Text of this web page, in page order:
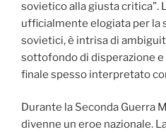
sovietico alla giusta critica”.
ufficialmente elogiata per la
sovietici, è intrisa di
sottofondo di disperazione
finale spesso interpretato
Durante la Seconda Guerra
divenne un eroe nazionale.